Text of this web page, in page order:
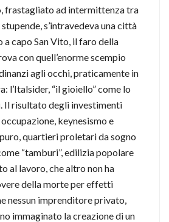
frastagliato ad intermittenza tra
s’intravedeva una città
a capo San Vito, il faro della
con quell’enorme scempio
agli occhi, praticamente in
l’Italsider, “il gioiello” come lo
Il risultato degli investimenti
keynesismo e
quartieri proletari da sogno
“tamburi”, edilizia popolare
al lavoro, che altro non ha
della morte per effetti
nessun imprenditore privato,
immaginato la creazione di un